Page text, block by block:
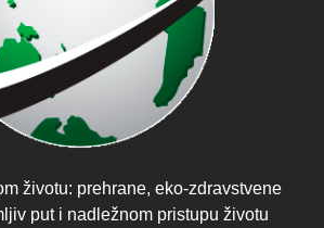
životu: prehrane, eko-zdravstvene
put i nadležnom pristupu životu